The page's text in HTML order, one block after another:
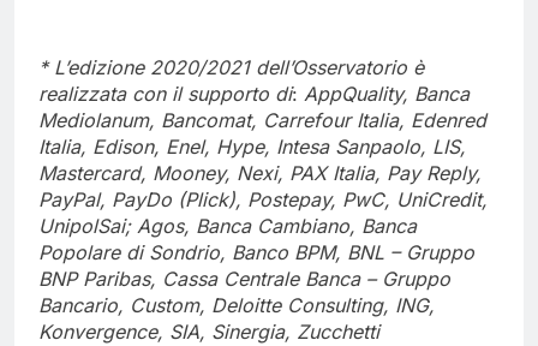
* L’edizione 2020/2021 dell’Osservatorio è
realizzata con il supporto di: AppQuality, Banca
Mediolanum, Bancomat, Carrefour Italia, Edenred
Italia, Edison, Enel, Hype, Intesa Sanpaolo, LIS,
Mastercard, Mooney, Nexi, PAX Italia, Pay Reply,
PayPal, PayDo (Plick), Postepay, PwC, UniCredit,
UnipolSai; Agos, Banca Cambiano, Banca
Popolare di Sondrio, Banco BPM, BNL – Gruppo
BNP Paribas, Cassa Centrale Banca – Gruppo
Bancario, Custom, Deloitte Consulting, ING,
Konvergence, SIA, Sinergia, Zucchetti